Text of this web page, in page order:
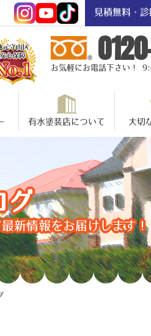
見積無料・
お気軽にお電話下さい！
有水塗装店について 大切
グ
新情報をお届けします！